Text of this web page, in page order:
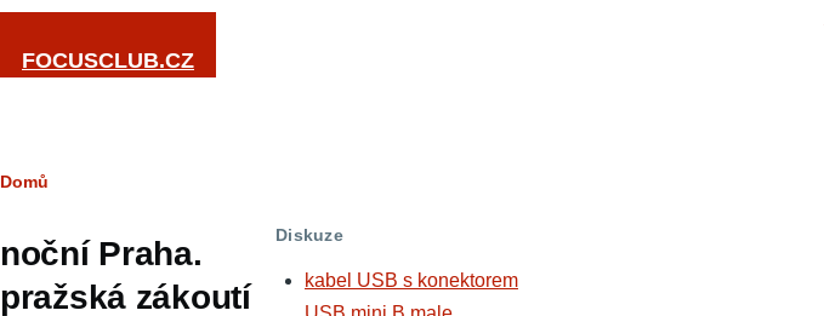
Přejít k hlavnímu obsahu
FOCUSCLUB.CZ
Drobečková
navigace
Domů
noční Praha.
pražská zákoutí
Diskuze
kabel USB s konektorem